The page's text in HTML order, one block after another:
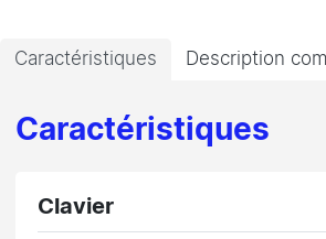
Caractéristiques Description
Caractéristiques
Clavier